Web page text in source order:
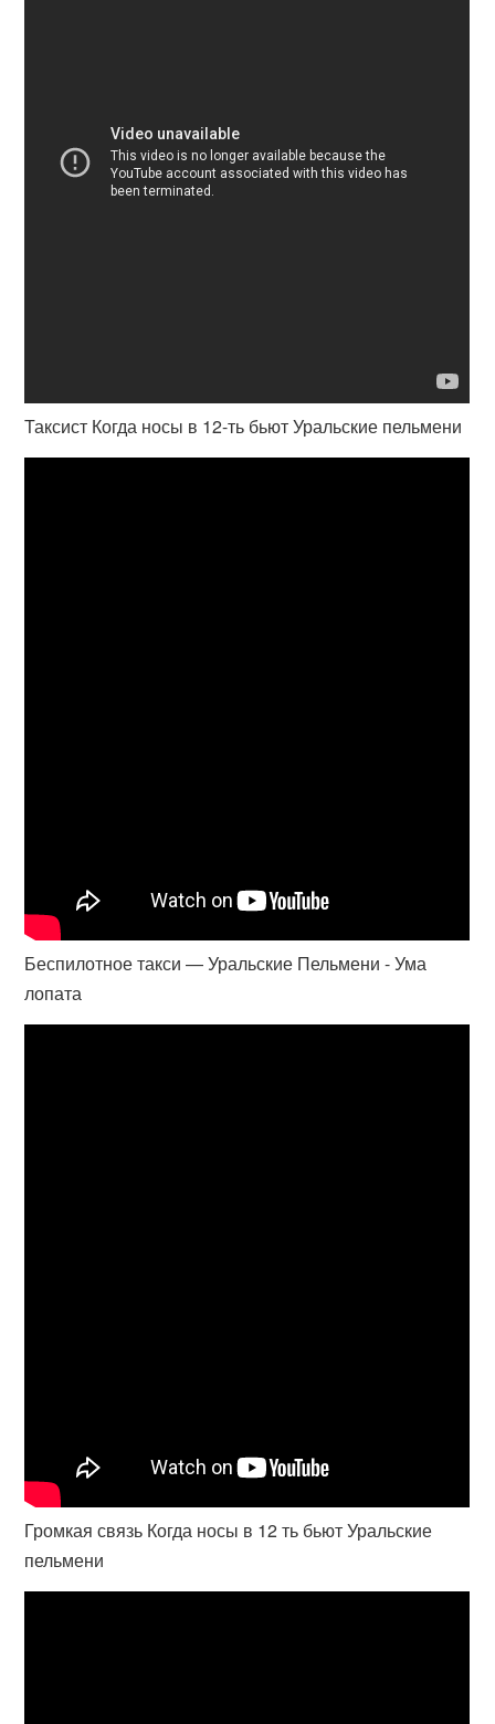
Таксист Когда носы в 12-ть бьют Уральские пельмени
Беспилотное такси — Уральские Пельмени - Ума
лопата
Громкая связь Когда носы в 12 ть бьют Уральские
пельмени